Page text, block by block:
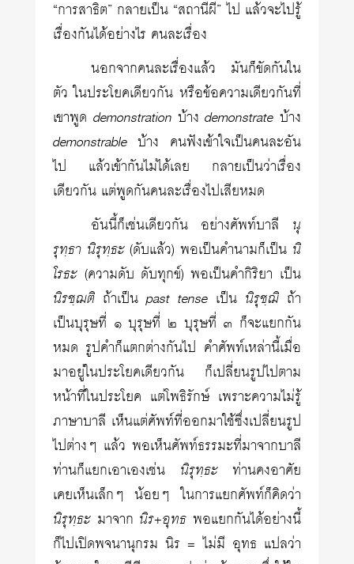
“การสาธิต” กลายเป็น “สถานีผี” ไป แล้วจะไปรู้
เรื่องกันได้อย่างไร คนละเรื่อง
นอกจากคนละเรื่องแล้ว มันก็ขัดกันใน
ตัว ในประโยคเดียวกัน หรือข้อความเดียวกันที่
เขาพูด demonstration บ้างdemonstrate บ้าง
demonstrable บ้าง คนฟังเข้าใจเป็นคนละอัน
ไป แล้วเข้ากันไม่ได้เลย กลายเป็นว่าเรื่อง
เดียวกัน แต่พูดกันคนละเรื่องไปเสียหมด
อันนี้ก็เช่นเดียวกัน อย่างศัพท์บาลี นุ
รุทฺธา นิรุทฺธะ(ดับแล้ว) พอเป็นคำนามก็เป็น นิ
โรธะ (ความดับ ดับทุกข์) พอเป็นคำกิริยา เป็น
นิรชฺฌติ ถ้าเป็นpast tense เป็น นิรุชฺฌิถ้า
เป็นบุรุษที่ ๑ บุรุษที่ ๒ บุรุษที่ ๓ ก็จะแยกกัน
หมด รูปคำก็แตกต่างกันไป คำศัพท์เหล่านี้เมื่อ
มาอยู่ในประโยคเดียวกัน ก็เปลี่ยนรูปไปตาม
หน้าที่ในประโยค แต่โพธิรักษ์ เพราะความไม่รู้
ภาษาบาลี เห็นแต่ศัพท์ที่ออกมาใช้ซึ่งเปลี่ยนรูป
ไปต่างๆ แล้ว พอเห็นศัพท์ธรรมะที่มาจากบาลี
ท่านก็แยกเอาเองเช่น นิรุทฺธะท่านคงอาศัย
เคยเห็นเล็กๆ น้อยๆ ในการแยกศัพท์ก็คิดว่า
นิรุทฺธะ มาจาก นิร+อุทธ พอแยกกันได้อย่างนี้
ก็ไปเปิดพจนานุกรม นิร = ไม่มี อุทธ แปลว่า